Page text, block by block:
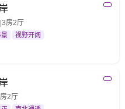
房2厅
景 视野开阔
2厅